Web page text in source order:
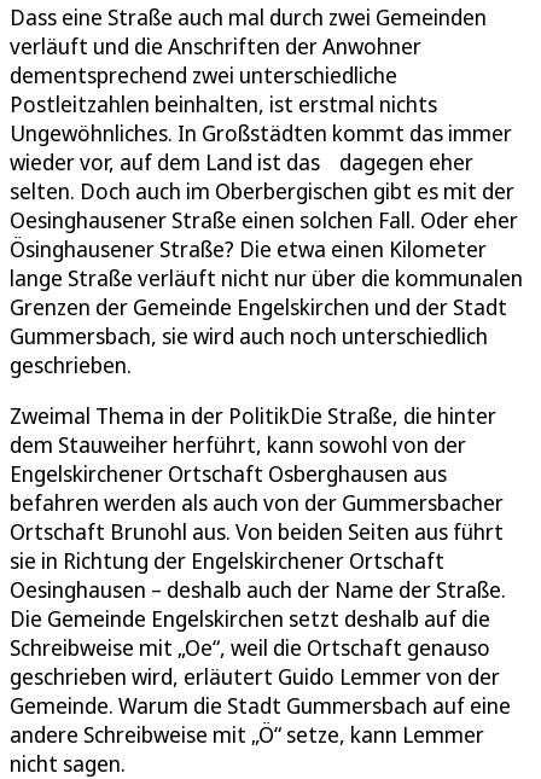
Dass eine Straße auch mal durch zwei Gemeinden
verläuft und die Anschriften der Anwohner
dementsprechend zwei unterschiedliche
Postleitzahlen beinhalten, ist erstmal nichts
Ungewöhnliches. In Großstädten kommt das immer
wieder vor, auf dem Land ist das dagegen eher
selten. Doch auch im Oberbergischen gibt es mit der
Oesinghausener Straße einen solchen Fall. Oder eher
Ösinghausener Straße? Die etwa einen Kilometer
lange Straße verläuft nicht nur über die kommunalen
Grenzen der Gemeinde Engelskirchen und der Stadt
Gummersbach, sie wird auch noch unterschiedlich
geschrieben.
Zweimal Thema in der PolitikDie Straße, die hinter
dem Stauweiher herführt, kann sowohl von der
Engelskirchener Ortschaft Osberghausen aus
befahren werden als auch von der Gummersbacher
Ortschaft Brunohl aus. Von beiden Seiten aus führt
sie in Richtung der Engelskirchener Ortschaft
Oesinghausen – deshalb auch der Name der Straße.
Die Gemeinde Engelskirchen setzt deshalb auf die
Schreibweise mit „Oe“, weil die Ortschaft genauso
geschrieben wird, erläutert Guido Lemmer von der
Gemeinde. Warum die Stadt Gummersbach auf eine
andere Schreibweise mit „Ö“ setze, kann Lemmer
nicht sagen.